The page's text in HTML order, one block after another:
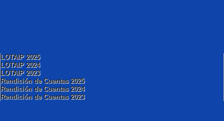
LOTAIP 2025
LOTAIP 2024
LOTAIP 2023
Rendición de Cuentas 2025
Rendición de Cuentas 2024
Rendición de Cuentas 2023